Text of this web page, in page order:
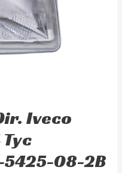
Iveco
08-2B